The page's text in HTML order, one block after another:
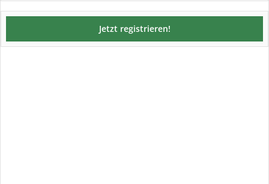
Jetzt registrieren!